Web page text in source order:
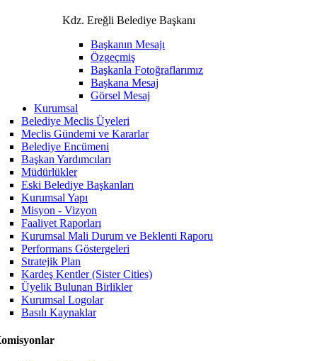
Kdz. Ereğli Belediye Başkanı
Başkanın Mesajı
Özgeçmiş
Başkanla Fotoğraflarımız
Başkana Mesaj
Görsel Mesaj
Kurumsal
Belediye Meclis Üyeleri
Meclis Gündemi ve Kararlar
Belediye Encümeni
Başkan Yardımcıları
Müdürlükler
Eski Belediye Başkanları
Kurumsal Yapı
Misyon - Vizyon
Faaliyet Raporları
Kurumsal Mali Durum ve Beklenti Raporu
Performans Göstergeleri
Stratejik Plan
Kardeş Kentler (Sister Cities)
Üyelik Bulunan Birlikler
Kurumsal Logolar
Basılı Kaynaklar